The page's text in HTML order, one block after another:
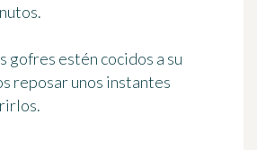
gofres estén cocidos a su
reposar unos instantes